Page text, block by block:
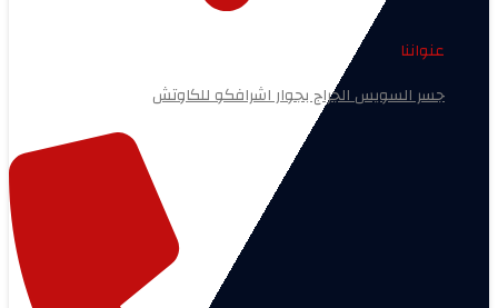
عنواننا
جسر السويس الجراج بجوار اشرافكو للكاوتش